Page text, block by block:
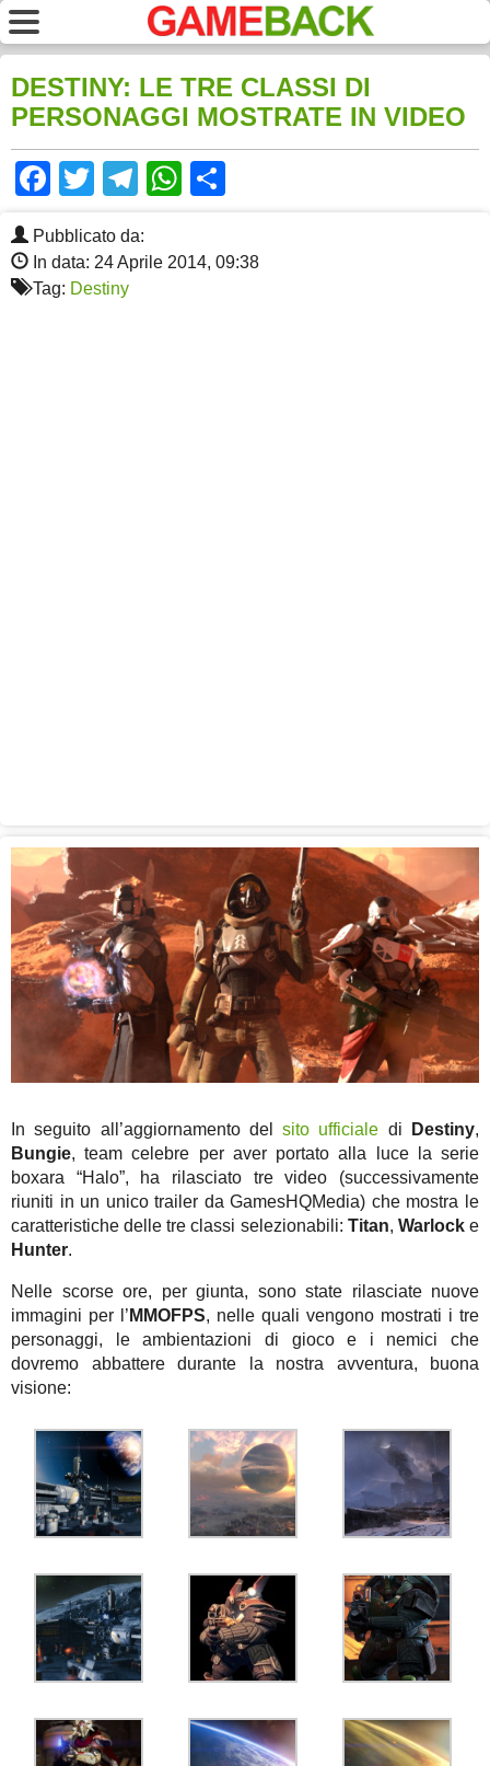
DESTINY: LE TRE CLASSI DI
PERSONAGGI MOSTRATE IN VIDEO
Facebook
TwitterTelegram
WhatsApp
Pubblicato da:
In data: 24 Aprile 2014, 09:38
Tag: Destiny
In seguito all’aggiornamento delsito ufficiale di Destiny,
Bungie, team celebre per aver portato alla luce la serie
boxara “Halo”, ha rilasciato tre video (successivamente
riuniti in un unico trailer da GamesHQMedia) che mostra le
caratteristiche delle tre classi selezionabili: Titan, Warlocke
Hunter.
Nelle scorse ore, per giunta, sono state rilasciate nuove
immagini per l’ MMOFPS, nelle quali vengono mostrati i tre
personaggi, le ambientazioni di gioco e i nemici che
dovremo abbattere durante la nostra avventura, buona
visione: